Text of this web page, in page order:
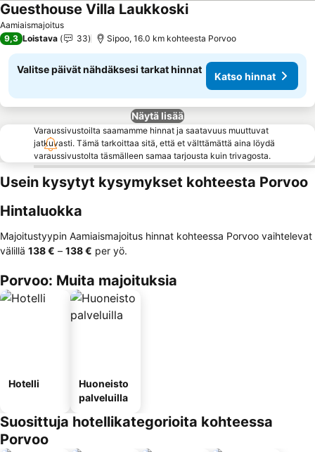
Aamiaismajoitus
Guesthouse Villa Laukkoski
9,3 Loistava 33 Sipoo, 16.0 km kohteesta Porvoo
Valitse päivät nähdäksesi tarkat hinnat
Katso hinnat
Näytä lisää
Varaussivustoilta saamamme hinnat ja saatavuus muuttuvat
jatkuvasti. Tämä tarkoittaa sitä, että et välttämättä aina löydä
varaussivustolta täsmälleen samaa tarjousta kuin trivagosta.
Usein kysytyt kysymykset kohteesta Porvoo
Hintaluokka
Majoitustyypin Aamiaismajoitus hinnat kohteessa Porvoo vaihtelevat
välillä ‎138 € – ‎138 € per yö.
Porvoo: Muita majoituksia
Hotelli
Huoneisto
palveluilla
Suosittuja hotellikategorioita kohteessa
Porvoo